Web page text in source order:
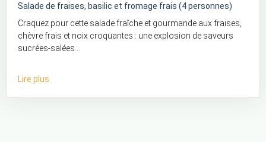
Salade de fraises, basilic et fromage frais (4 personnes)
Craquez pour cette salade fraîche et gourmande aux fraises,
chèvre frais et noix croquantes : une explosion de saveurs
sucrées-salées...
Lire plus